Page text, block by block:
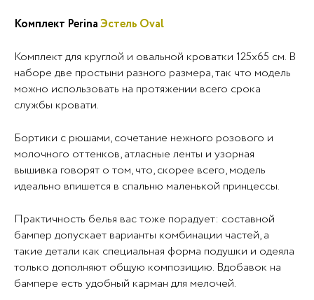
Комплект PerinaЭстель Oval
Комплект для круглой и овальной кроватки 125х65 см. В
наборе две простыни разного размера, так что модель
можно использовать на протяжении всего срока
службы кровати.
Бортики с рюшами, сочетание нежного розового и
молочного оттенков, атласные ленты и узорная
вышивка говорят о том, что, скорее всего, модель
идеально впишется в спальню маленькой принцессы.
Практичность белья вас тоже порадует: составной
бампер допускает варианты комбинации частей, а
такие детали как специальная форма подушки и одеяла
только дополняют общую композицию. Вдобавок на
бампере есть удобный карман для мелочей.